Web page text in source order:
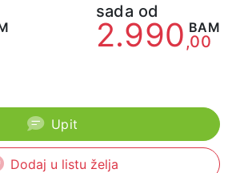
sada od
2.990 BAM
,00
Upit
Dodaj u listu želja